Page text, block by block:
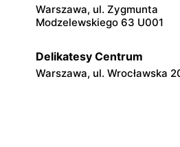
Warszawa, ul. Zygmunta
Modzelewskiego 63 U001
Delikatesy Centrum
Warszawa, ul. Wrocławska